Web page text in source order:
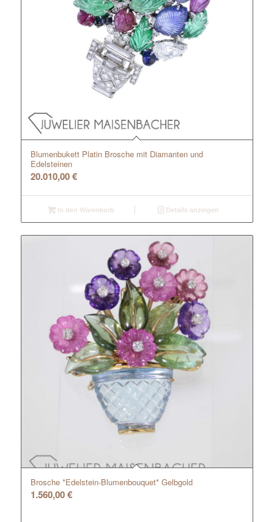
Blumenbukett Platin Brosche mit Diamanten und
Edelsteinen
20.010,00€
In den Warenkorb Details anzeigen
Brosche *Edelstein-Blumenbouquet* Gelbgold
1.560,00€